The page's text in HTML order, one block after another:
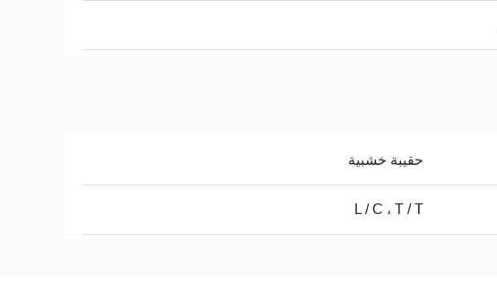
حقيبة خشبية
L / C ، T / T